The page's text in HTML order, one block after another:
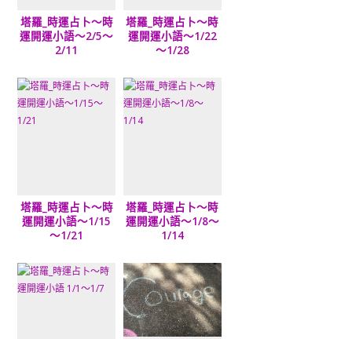
塔羅_時運占卜～時
運開運小語～2/5～
2/11
塔羅_時運占卜～時
運開運小語～1/22
～1/28
塔羅_時運占卜～時
運開運小語～1/15
～1/21
塔羅_時運占卜～時
運開運小語～1/8～
1/14